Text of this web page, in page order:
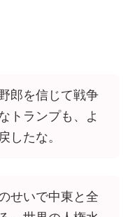
郎を信じて戦争
トランプも、よ
したな。
せいで中東と全